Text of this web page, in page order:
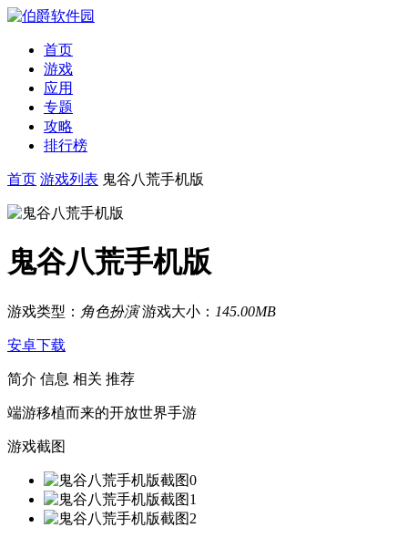
首页
游戏
应用
专题
攻略
排行榜
首页 游戏列表 鬼谷八荒手机版
鬼谷八荒手机版
游戏类型： 角色扮演 游戏大小： 145.00MB
安卓下载
简介 信息 相关 推荐
端游移植而来的开放世界手游
游戏截图